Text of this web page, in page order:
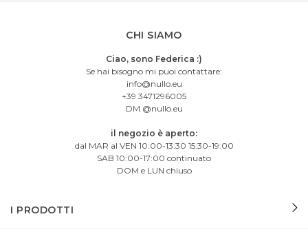
CHI SIAMO
Ciao, sono Federica :)
Se hai bisogno mi puoi contattare:
info@nullo.eu
+39 3471296005
DM @nullo.eu
il negozio è aperto:
dal MAR al VEN 10:00-13:30 15:30-19:00
SAB 10:00-17:00 continuato
DOM e LUN chiuso
I PRODOTTI